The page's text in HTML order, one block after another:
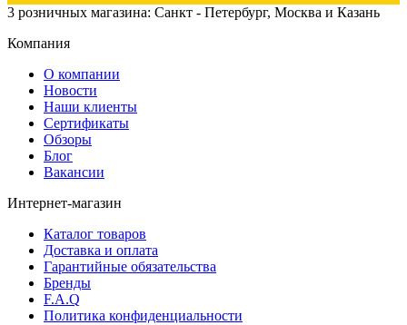
3 розничных магазина: Санкт - Петербург, Москва и Казань
Компания
О компании
Новости
Наши клиенты
Сертификаты
Обзоры
Блог
Вакансии
Интернет-магазин
Каталог товаров
Доставка и оплата
Гарантийные обязательства
Бренды
F.A.Q
Политика конфиденциальности